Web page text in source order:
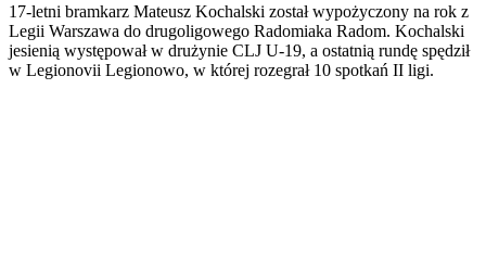
17-letni bramkarz Mateusz Kochalski został wypożyczony na rok z
Legii Warszawa do drugoligowego Radomiaka Radom. Kochalski
jesienią występował w drużynie CLJ U-19, a ostatnią rundę spędził
w Legionovii Legionowo, w której rozegrał 10 spotkań II ligi.